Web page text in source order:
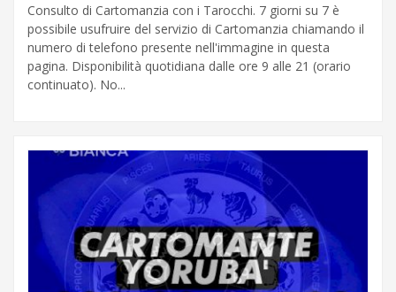
Consulto di Cartomanzia con i Tarocchi. 7 giorni su 7 è
possibile usufruire del servizio di Cartomanzia chiamando il
numero di telefono presente nell'immagine in questa
pagina. Disponibilità quotidiana dalle ore 9 alle 21 (orario
continuato). No...